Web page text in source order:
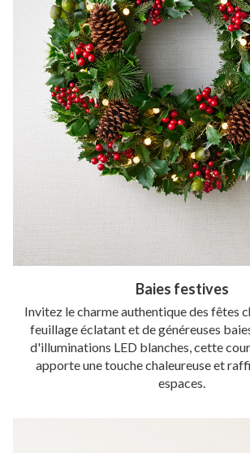
Baies festives
Invitez le charme authentique des fêtes
feuillage éclatant et de généreuses
d'illuminations LED blanches, cette
apporte une touche chaleureuse et
espaces.